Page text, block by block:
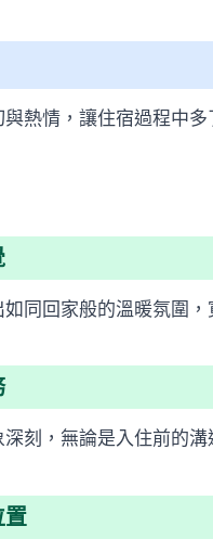
熱情，讓住宿過程中
同回家般的溫暖氛圍
刻，無論是入住前的
置